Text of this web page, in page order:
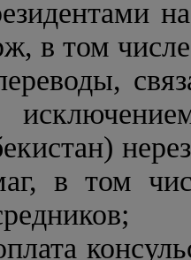
в том
в том